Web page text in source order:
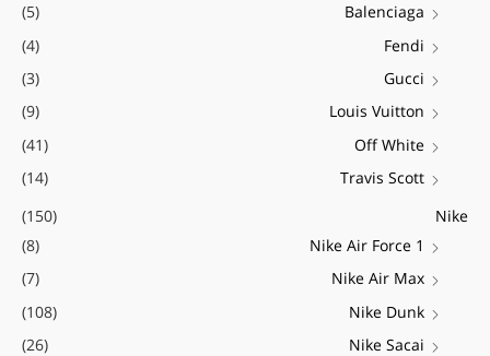
Balenciaga
(5)
Fendi
(4)
Gucci
(3)
Louis Vuitton
(9)
Off White
(41)
Travis Scott
(14)
Nike
(150)
Nike Air Force 1
(8)
Nike Air Max
(7)
Nike Dunk
(108)
Nike Sacai
(26)